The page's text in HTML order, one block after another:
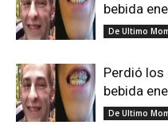
bebida
De Ultimo
Perdió
bebida
De Ultimo